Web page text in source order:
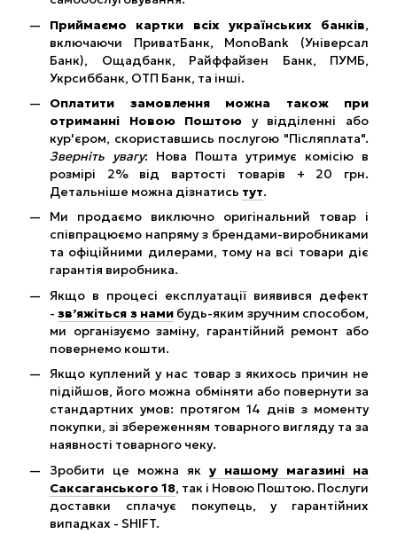
Приймаємо картки всіх українських банків,
включаючи ПриватБанк, MonoBank (Універсал
Банк), Ощадбанк, Райффайзен Банк, ПУМБ,
Укрсиббанк, ОТП Банк, та інші.
Оплатити замовлення можна також при
отриманні Новою Поштою у відділенні або
кур'єром, скориставшись послугою "Післяплата".
Зверніть увагу: Нова Пошта утримує комісію в
розмірі 2% від вартості товарів + 20 грн.
Детальніше можна дізнатись тут.
Ми продаємо виключно оригінальний товар і
співпрацюємо напряму з брендами-виробниками
та офіційними дилерами, тому на всі товари діє
гарантія виробника.
Якщо в процесі експлуатації виявився дефект
-зв’яжіться з нами будь-яким зручним способом,
ми організуємо заміну, гарантійний ремонт або
повернемо кошти.
Якщо куплений у нас товар з якихось причин не
підійшов, його можна обміняти або повернути за
стандартних умов: протягом 14 днів з моменту
покупки, зі збереженням товарного вигляду та за
наявності товарного чеку.
Зробити це можна як у нашому магазині на
Саксаганського 18, так і Новою Поштою. Послуги
доставки сплачує покупець, у гарантійних
випадках - SHIFT.